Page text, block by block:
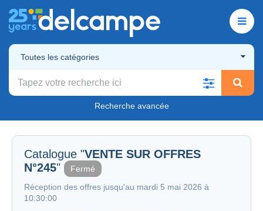
Toutes les catégories
Recherche avancée
Catalogue "VENTE SUR OFFRES
N°245"
Fermé
Réception des offres jusqu'au mardi 5 mai 2026 à
10:30:00